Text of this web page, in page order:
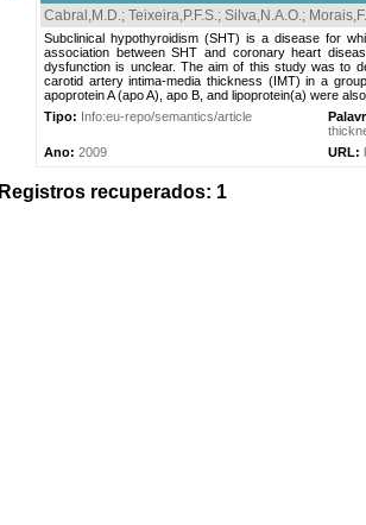
Cabral,M.D.; Teixeira,P.F.S.; Silva,N.A.O.;
Subclinical hypothyroidism (SHT) is a disease for
association between SHT and coronary heart
dysfunction is unclear. The aim of this study was to
carotid artery intima-media thickness (IMT) in a
apoprotein A (apo A), apo B, and lipoprotein(a) were
Tipo: Info:eu-repo/semantics/article
Ano: 2009 URL:
Registros recuperados: 1